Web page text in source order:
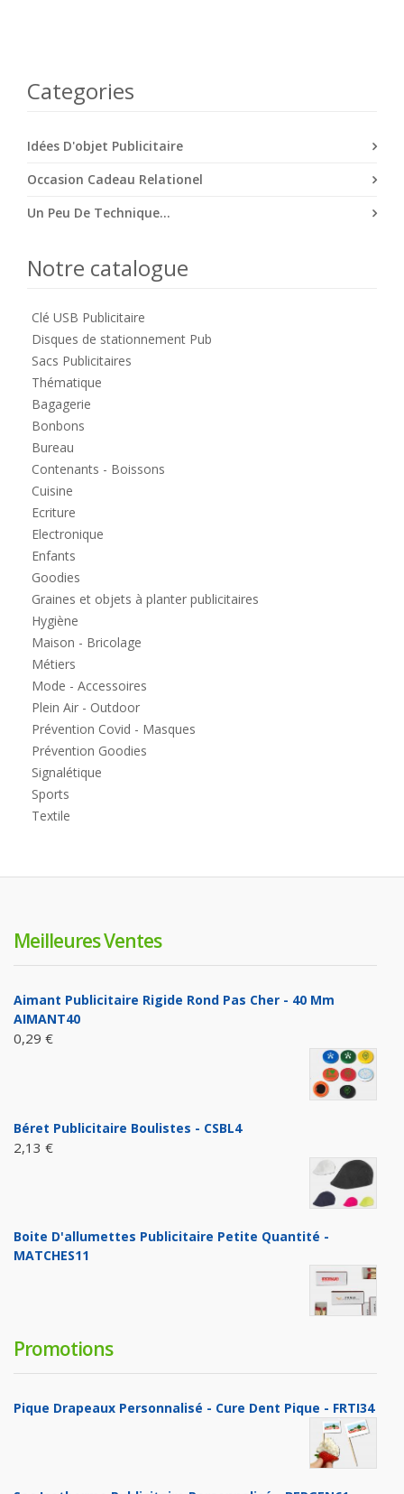
Categories
Idées D'objet Publicitaire
Occasion Cadeau Relationel
Un Peu De Technique...
Notre catalogue
Clé USB Publicitaire
Disques de stationnement Pub
Sacs Publicitaires
Thématique
Bagagerie
Bonbons
Bureau
Contenants - Boissons
Cuisine
Ecriture
Electronique
Enfants
Goodies
Graines et objets à planter publicitaires
Hygiène
Maison - Bricolage
Métiers
Mode - Accessoires
Plein Air - Outdoor
Prévention Covid - Masques
Prévention Goodies
Signalétique
Sports
Textile
Meilleures Ventes
Aimant Publicitaire Rigide Rond Pas Cher - 40 Mm
AIMANT40
0,29 €
Béret Publicitaire Boulistes - CSBL4
2,13 €
Boite D'allumettes Publicitaire Petite Quantité -
MATCHES11
Promotions
Pique Drapeaux Personnalisé - Cure Dent Pique - FRTI34